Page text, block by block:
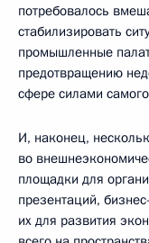
потребовалось
стабилизировать
промышленные
предотвращению
сфере силами
И, наконец,
во
площадки для
презентаций,
их для развития